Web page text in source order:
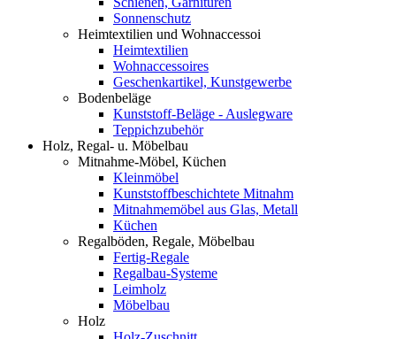
Sonnenschutz
Heimtextilien und Wohnaccessoi
Heimtextilien
Wohnaccessoires
Geschenkartikel, Kunstgewerbe
Bodenbeläge
Kunststoff-Beläge - Auslegware
Teppichzubehör
Holz, Regal- u. Möbelbau
Mitnahme-Möbel, Küchen
Kleinmöbel
Kunststoffbeschichtete Mitnahm
Mitnahmemöbel aus Glas, Metall
Küchen
Regalböden, Regale, Möbelbau
Fertig-Regale
Regalbau-Systeme
Leimholz
Möbelbau
Holz